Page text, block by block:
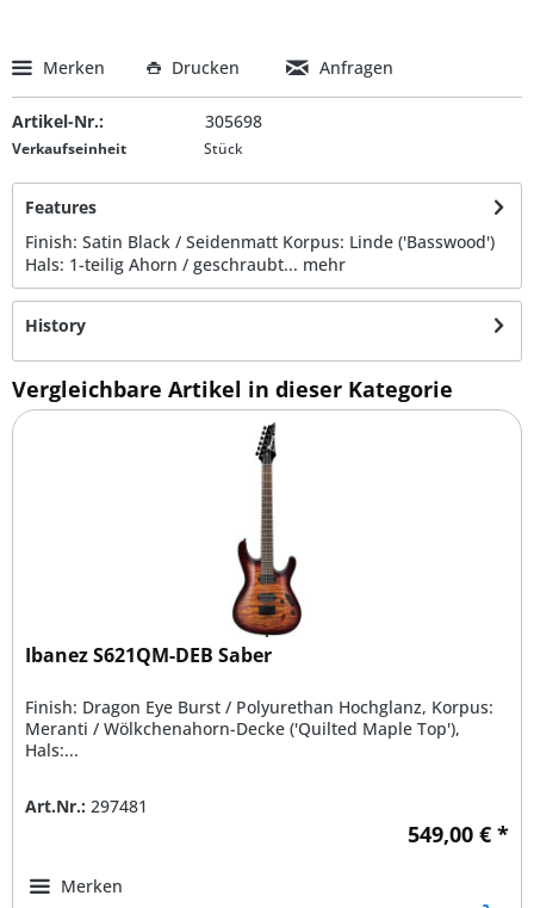
Merken Drucken Anfragen
Artikel-Nr.: 305698
Verkaufseinheit Stück
Features
Finish: Satin Black / Seidenmatt Korpus: Linde ('Basswood')
Hals: 1-teilig Ahorn / geschraubt... mehr
History
Vergleichbare Artikel in dieser Kategorie
Ibanez S621QM-DEB Saber
Finish: Dragon Eye Burst / Polyurethan Hochglanz, Korpus:
Meranti / Wölkchenahorn-Decke ('Quilted Maple Top'),
Hals:...
Art.Nr.: 297481
549,00 € *
Merken